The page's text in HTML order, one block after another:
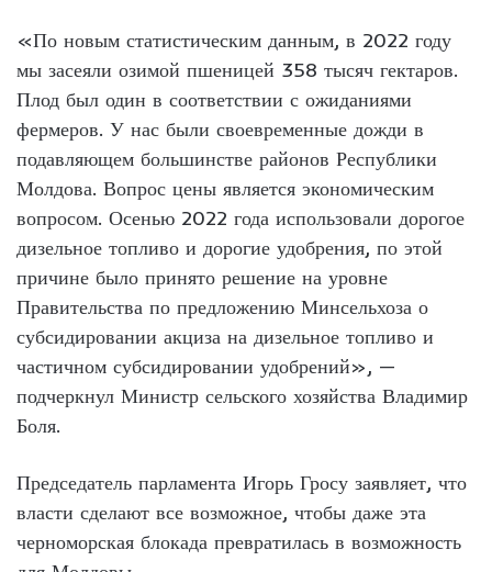
«По новым статистическим данным, в 2022 году
мы засеяли озимой пшеницей 358 тысяч гектаров.
Плод был один в соответствии с ожиданиями
фермеров. У нас были своевременные дожди в
подавляющем большинстве районов Республики
Молдова. Вопрос цены является экономическим
вопросом. Осенью 2022 года использовали дорогое
дизельное топливо и дорогие удобрения, по этой
причине было принято решение на уровне
Правительства по предложению Минсельхоза о
субсидировании акциза на дизельное топливо и
частичном субсидировании удобрений», —
подчеркнул Министр сельского хозяйства Владимир
Боля.
Председатель парламента Игорь Гросу заявляет, что
власти сделают все возможное, чтобы даже эта
черноморская блокада превратилась в возможность